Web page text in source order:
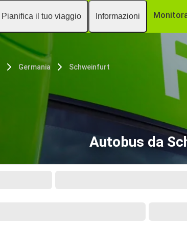
Pianifica il tuo viaggio Informazioni
Germania Schweinfurt
Autobus da